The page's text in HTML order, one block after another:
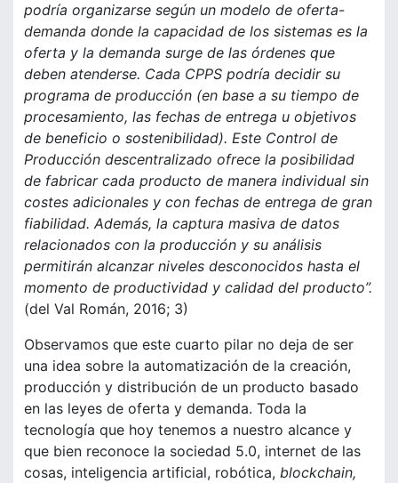
podría organizarse según un modelo de oferta-
demanda donde la capacidad de los sistemas es la
oferta y la demanda surge de las órdenes que
deben atenderse. Cada CPPS podría decidir su
programa de producción (en base a su tiempo de
procesamiento, las fechas de entrega u objetivos
de beneficio o sostenibilidad). Este Control de
Producción descentralizado ofrece la posibilidad
de fabricar cada producto de manera individual sin
costes adicionales y con fechas de entrega de gran
fiabilidad. Además, la captura masiva de datos
relacionados con la producción y su análisis
permitirán alcanzar niveles desconocidos hasta el
momento de productividad y calidad del producto”.
(del Val Román, 2016; 3)
Observamos que este cuarto pilar no deja de ser
una idea sobre la automatización de la creación,
producción y distribución de un producto basado
en las leyes de oferta y demanda. Toda la
tecnología que hoy tenemos a nuestro alcance y
que bien reconoce la sociedad 5.0, internet de las
cosas, inteligencia artificial, robótica, blockchain,